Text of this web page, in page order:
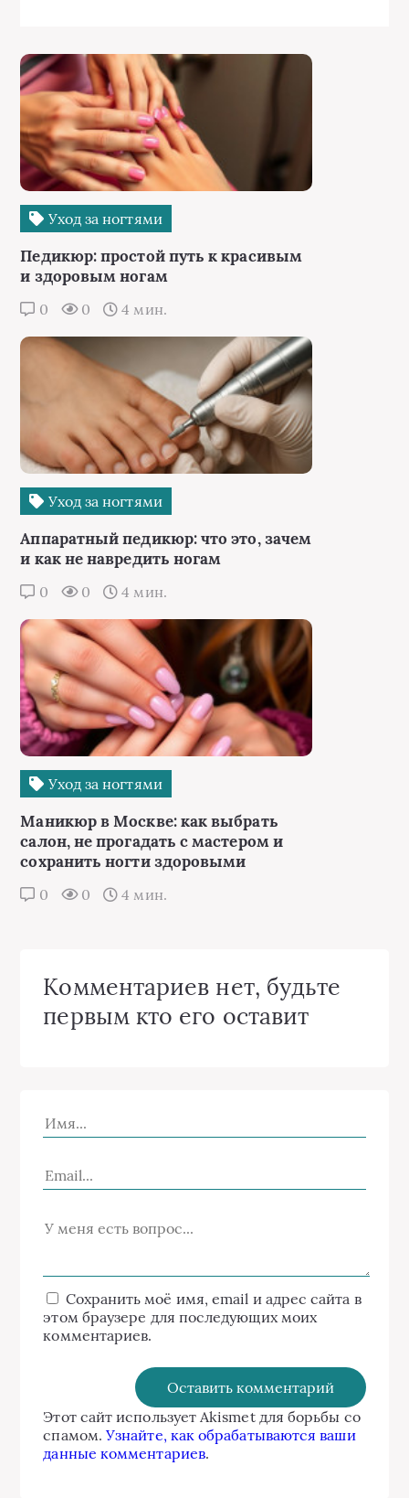
Уход за ногтями
Педикюр: простой путь к красивым
и здоровым ногам
0 0 4 мин.
Уход за ногтями
Аппаратный педикюр: что это, зачем
и как не навредить ногам
0 0 4 мин.
Уход за ногтями
Маникюр в Москве: как выбрать
салон, не прогадать с мастером и
сохранить ногти здоровыми
0 0 4 мин.
Комментариев нет, будьте
первым кто его оставит
Сохранить моё имя, email и адрес сайта в
этом браузере для последующих моих
комментариев.
Этот сайт использует Akismet для борьбы со
спамом.Узнайте, как обрабатываются ваши
данные комментариев.